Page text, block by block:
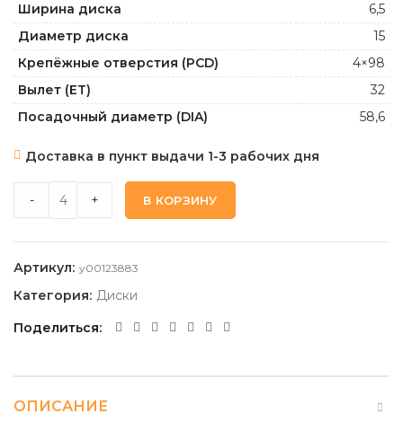
Ширина диска
6,5
Диаметр диска
15
Крепёжные отверстия (PCD)
4×98
Вылет (ET)
32
Посадочный диаметр (DIA)
58,6
Доставка в пункт выдачи 1-3 рабочих дня
- + В КОРЗИНУ
Артикул: y00123883
Категория: Диски
Поделиться
ОПИСАНИЕ